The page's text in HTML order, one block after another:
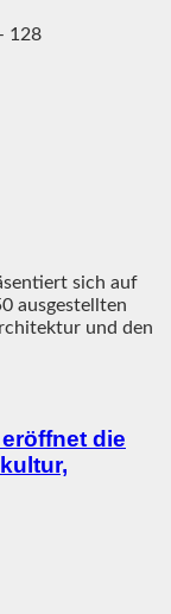
128
sich auf
ausgestellten
und den
die